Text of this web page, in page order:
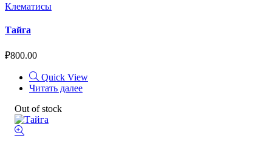
Клематисы
Тайга
₽800.00
Quick View
Читать далее
Out of stock